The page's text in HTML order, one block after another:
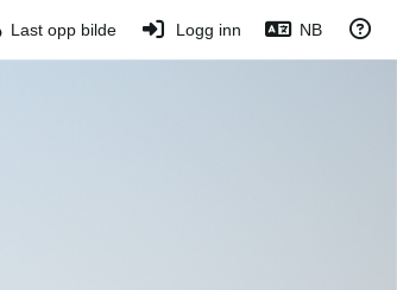
Last opp bilde Logg inn NB